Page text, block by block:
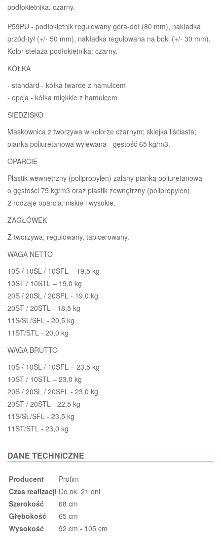
podłokietnika: czarny.
P59PU - podłokietnik regulowany góra-dół (80 mm), nakładka
przód-tył (+/- 50 mm), nakładka regulowana na boki (+/- 30 mm).
Kolor stelaża podłokietnika: czarny.
KÓŁKA
- standard - kółka twarde z hamulcem
- opcja - kółka miękkie z hamulcem
SIEDZISKO
Maskownica z tworzywa w kolorze czarnym; sklejka liściasta;
pianka poliuretanowa wylewana - gęstość 65 kg/m3.
OPARCIE
Plastik wewnętrzny (polipropylen) zalany pianką poliuretanową
o gęstości 75 kg/m3 oraz plastik zewnętrzny (polipropylen)
2 rodzaje oparcia: niskie i wysokie.
ZAGŁÓWEK
Z tworzywa, regulowany, tapicerowany.
WAGA NETTO
10S / 10SL / 10SFL – 19,5 kg
10ST / 10STL – 19,0 kg
20S / 20SL / 20SFL - 19,0 kg
20ST / 20STL - 18,5 kg
11S/SL/SFL - 20,5 kg
11ST/STL - 20,0 kg
WAGA BRUTTO
10S / 10SL / 10SFL – 23,5 kg
10ST / 10STL – 23,0 kg
20S / 20SL / 20SFL - 23,0 kg
20ST / 20STL - 22,5 kg
11S/SL/SFL - 23,5 kg
11ST/STL - 23,0 kg
DANE TECHNICZNE
Producent
Profim
Czas realizacji Do ok. 21 dni
Szerokość
68 cm
Głębokość
65 cm
Wysokość
92 cm - 105 cm